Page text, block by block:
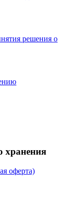
решения о
хранения
оферта)